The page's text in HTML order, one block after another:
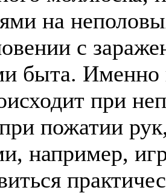
на
с
быта. Именно
при
пожатии
например,